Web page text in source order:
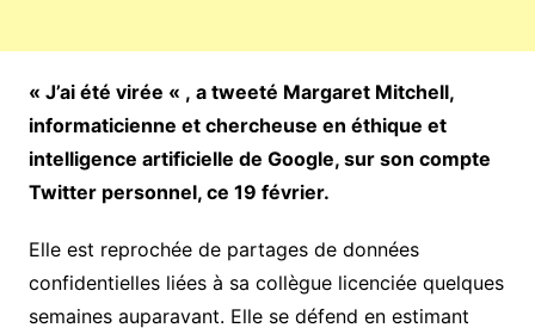
« J’ai été virée « , a tweeté Margaret Mitchell,
informaticienne et chercheuse en éthique et
intelligence artificielle de Google, sur son compte
Twitter personnel, ce 19 février.
Elle est reprochée de partages de données
confidentielles liées à sa collègue licenciée quelques
semaines auparavant. Elle se défend en estimant